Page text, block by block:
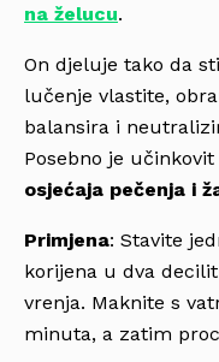
na želucu.
On djeluje tako da
lučenje vlastite,
balansira i
Posebno je
osjećaja pečenja i
Primjena: Stavite
korijena u dva
vrenja. Maknite s
minuta, a zatim